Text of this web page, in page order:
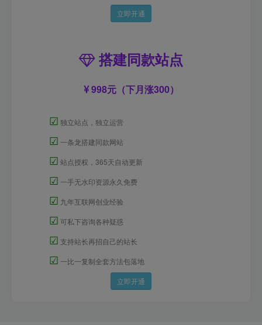
立即开通
搭建同款站点
998元（下月涨300）
☑ 独立站点，独立运营
☑ 一条龙搭建同款网站
☑ 站点授权，365天自动更新
☑ 一手无水印资源永久免费
☑ 九年互联网创业经验
☑ 可私下咨询各种疑惑
☑ 支持站长再招自己的站长
☑ 一比一复制全套方法包落地
立即开通